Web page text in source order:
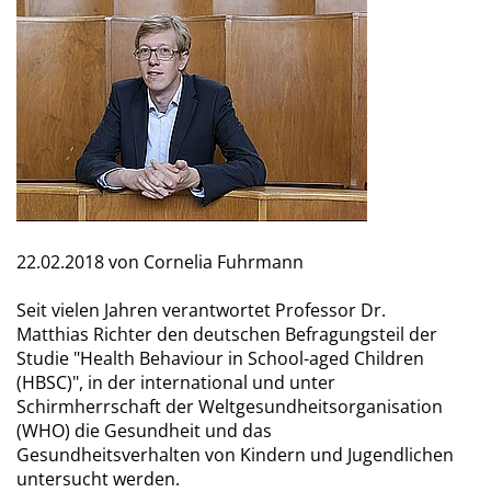
22.02.2018von Cornelia Fuhrmann
Seit vielen Jahren verantwortet Professor Dr.
Matthias Richter den deutschen Befragungsteil der
Studie "Health Behaviour in School-aged Children
(HBSC)", in der international und unter
Schirmherrschaft der Weltgesundheitsorganisation
(WHO) die Gesundheit und das
Gesundheitsverhalten von Kindern und Jugendlichen
untersucht werden.